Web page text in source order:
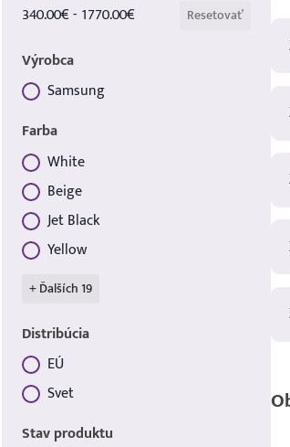
340.00€ - 1770.00€
Resetovať
Výrobca
Samsung
Farba
Farba
White
Beige
Jet Black
Yellow
+ Ďalších 19
Distribúcia
Distribúcia
EÚ
Svet
Stav produktu